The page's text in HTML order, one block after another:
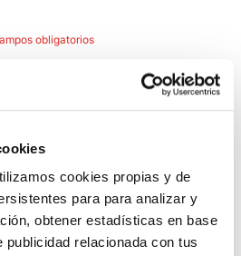
cookies propias y de
para para analizar y
obtener estadísticas en base
relacionada con tus
beneficios: Pago más rápido,
seguimiento de pedidos y mucho
una cuenta